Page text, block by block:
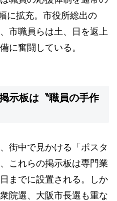
に拡充。市役所総出の
市職員らは土、日を返上
に奮闘している。
示板は〝職員の手作
街中で見かける「ポスタ
これらの掲示板は専門業
までに設置される。しか
院選、大阪市長選も重な